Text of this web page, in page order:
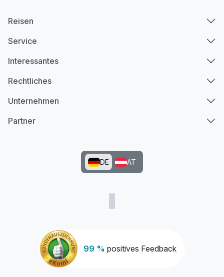
99 % positives Feedback
Reisen
Service
Interessantes
Rechtliches
Unternehmen
Partner
DE AT